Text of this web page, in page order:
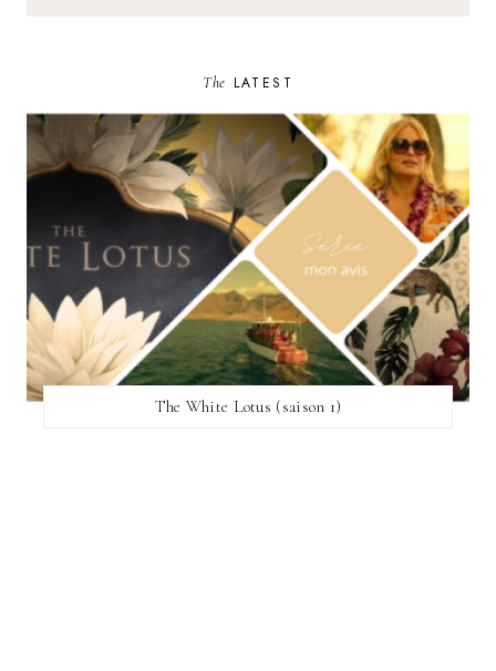
The LATEST
The White Lotus (saison 1)